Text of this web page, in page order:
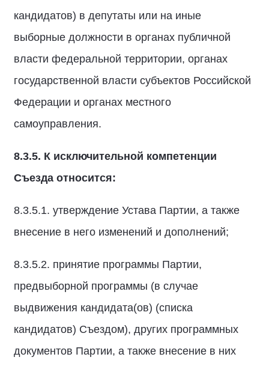
кандидатов) в депутаты или на иные
выборные должности в органах публичной
власти федеральной территории, органах
государственной власти субъектов Российской
Федерации и органах местного
самоуправления.
8.3.5. К исключительной компетенции
Съезда относится:
8.3.5.1. утверждение Устава Партии, а также
внесение в него изменений и дополнений;
8.3.5.2. принятие программы Партии,
предвыборной программы (в случае
выдвижения кандидата(ов) (списка
кандидатов) Съездом), других программных
документов Партии, а также внесение в них